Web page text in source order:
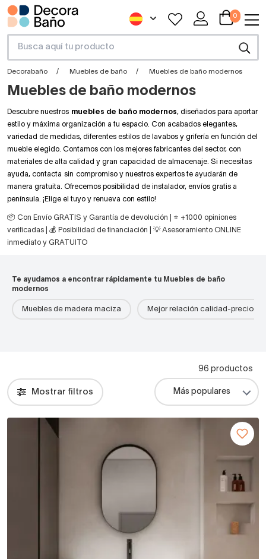
0
Decorabaño Muebles de baño Muebles de baño modernos
Muebles de baño modernos
Descubre nuestros muebles de baño modernos, diseñados para aportar
estilo y máxima organización a tu espacio. Con acabados elegantes,
variedad de medidas, diferentes estilos de lavabos y grifería en función del
mueble elegido. Contamos con los mejores fabricantes del sector, con
materiales de alta calidad y gran capacidad de almacenaje. Si necesitas
ayuda, contacta sin compromiso y nuestros expertos te ayudarán de
manera gratuita. Ofrecemos posibilidad de instalador, envíos gratis a
península. ¡Elige el tuyo y renueva con estilo!
📦 Con Envío GRATIS y Garantía de devolución | ⭐ +1000 opiniones
verificadas | 💰 Posibilidad de financiación | 💡 Asesoramiento ONLINE
inmediato y GRATUITO
Te ayudamos a encontrar rápidamente tu Muebles de baño
modernos
Muebles de madera maciza Mejor relación calidad-precio
Mostrar filtros
96 productos